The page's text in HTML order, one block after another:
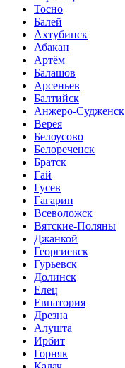
Тосно
Балей
Ахтубинск
Абакан
Артём
Балашов
Арсеньев
Балтийск
Анжеро-Судженск
Верея
Белоусово
Белореченск
Братск
Гай
Гусев
Гагарин
Всеволожск
Вятские-Поляны
Джанкой
Георгиевск
Гурьевск
Долинск
Елец
Евпатория
Дрезна
Алушта
Ирбит
Горняк